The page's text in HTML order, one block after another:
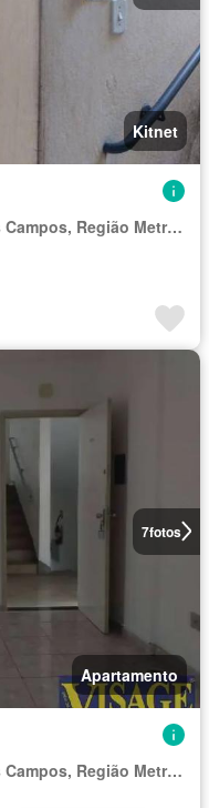
Kitnet
Região Imediata de São José dos Campos, Região Metropolitana do Vale do Paraíba e Litoral Norte
7fotos
Apartamento
Região Imediata de São José dos Campos, Região Metropolitana do Vale do Paraíba e Litoral Norte